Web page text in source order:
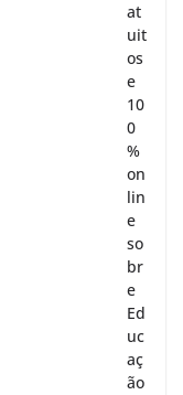
at
uit
os
e
10
0
%
on
lin
e
so
br
e
Ed
uc
aç
ão